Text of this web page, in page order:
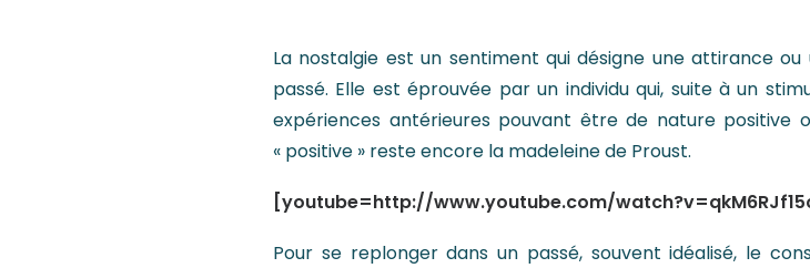
La nostalgie est un sentiment qui désigne une attirance
passé. Elle est éprouvée par un individu qui, suite à un
expériences antérieures pouvant être de nature positive
« positive » reste encore la madeleine de Proust.
[youtube=http://www.youtube.com/
Pour se replonger dans un passé, souvent idéalisé, le